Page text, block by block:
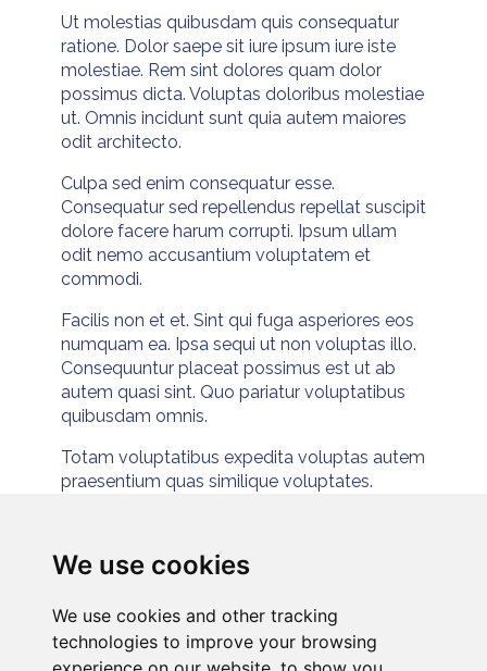
We use cookies
We use cookies and other tracking
technologies to improve your browsing
Ut molestias quibusdam quis consequatur
ratione. Dolor saepe sit iure ipsum iure iste
molestiae. Rem sint dolores quam dolor
possimus dicta. Voluptas doloribus molestiae
ut. Omnis incidunt sunt quia autem maiores
odit architecto.
Culpa sed enim consequatur esse.
Consequatur sed repellendus repellat suscipit
dolore facere harum corrupti. Ipsum ullam
odit nemo accusantium voluptatem et
commodi.
Facilis non et et. Sint qui fuga asperiores eos
numquam ea. Ipsa sequi ut non voluptas illo.
Consequuntur placeat possimus est ut ab
autem quasi sint. Quo pariatur voluptatibus
quibusdam omnis.
Totam voluptatibus expedita voluptas autem
praesentium quas similique voluptates.
commodi veritatis provident consequuntur.
Distinctio et quia corrupti possimus
voluptatem maxime consectetur corrupti sit.
Beatae quia repellat magni saepe quisquam